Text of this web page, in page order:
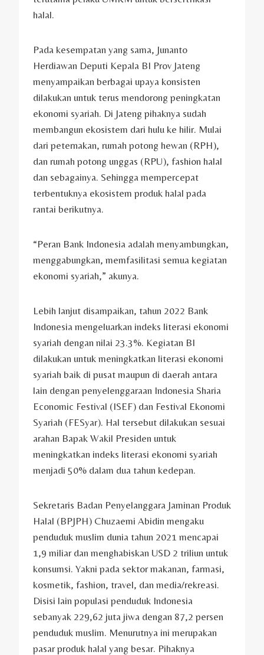
halal.
Pada kesempatan yang sama, Junanto
Herdiawan Deputi Kepala BI Prov Jateng
menyampaikan berbagai upaya konsisten
dilakukan untuk terus mendorong peningkatan
ekonomi syariah. Di Jateng pihaknya sudah
membangun ekosistem dari hulu ke hilir. Mulai
dari peternakan, rumah potong hewan (RPH),
dan rumah potong unggas (RPU), fashion halal
dan sebagainya. Sehingga mempercepat
terbentuknya ekosistem produk halal pada
rantai berikutnya.
“Peran Bank Indonesia adalah menyambungkan,
menggabungkan, memfasilitasi semua kegiatan
ekonomi syariah,” akunya.
Lebih lanjut disampaikan, tahun 2022 Bank
Indonesia mengeluarkan indeks literasi ekonomi
syariah dengan nilai 23.3%. Kegiatan BI
dilakukan untuk meningkatkan literasi ekonomi
syariah baik di pusat maupun di daerah antara
lain dengan penyelenggaraan Indonesia Sharia
Economic Festival (ISEF) dan Festival Ekonomi
Syariah (FESyar). Hal tersebut dilakukan sesuai
arahan Bapak Wakil Presiden untuk
meningkatkan indeks literasi ekonomi syariah
menjadi 50% dalam dua tahun kedepan.
Sekretaris Badan Penyelanggara Jaminan Produk
Halal (BPJPH) Chuzaemi Abidin mengaku
penduduk muslim dunia tahun 2021 mencapai
1,9 miliar dan menghabiskan USD 2 triliun untuk
konsumsi. Yakni pada sektor makanan, farmasi,
kosmetik, fashion, travel, dan media/rekreasi.
Disisi lain populasi penduduk Indonesia
sebanyak 229,62 juta jiwa dengan 87,2 persen
penduduk muslim. Menurutnya ini merupakan
pasar produk halal yang besar. Pihaknya